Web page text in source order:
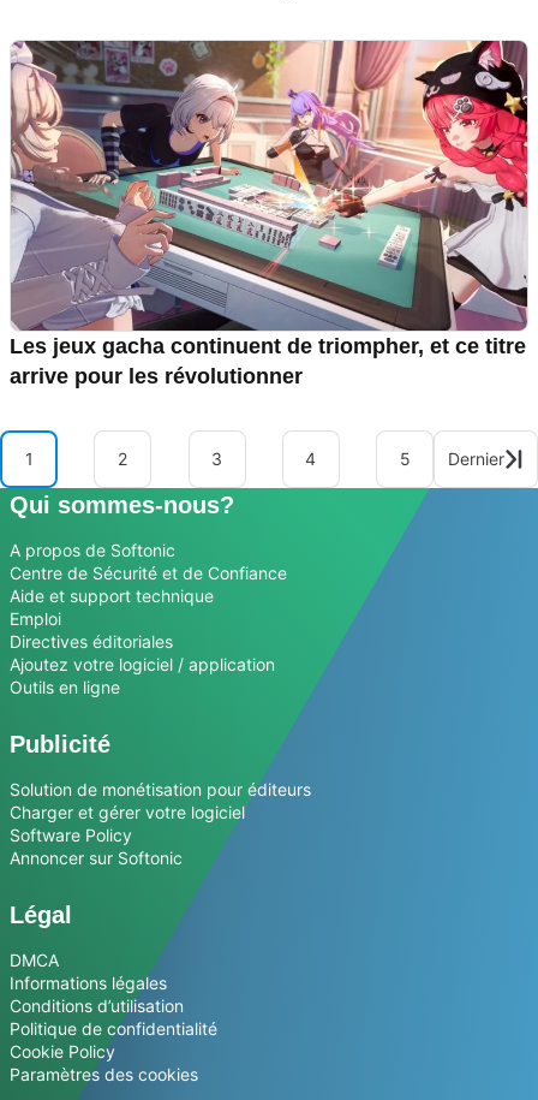
Les jeux gacha continuent de triompher, et ce titre
arrive pour les révolutionner
1 2 3 4 5 Dernier
Qui sommes-nous?
A propos de Softonic
Centre de Sécurité et de Confiance
Aide et support technique
Emploi
Directives éditoriales
Ajoutez votre logiciel / application
Outils en ligne
Publicité
Solution de monétisation pour éditeurs
Charger et gérer votre logiciel
Software Policy
Annoncer sur Softonic
Légal
DMCA
Informations légales
Conditions d’utilisation
Politique de confidentialité
Cookie Policy
Paramètres des cookies